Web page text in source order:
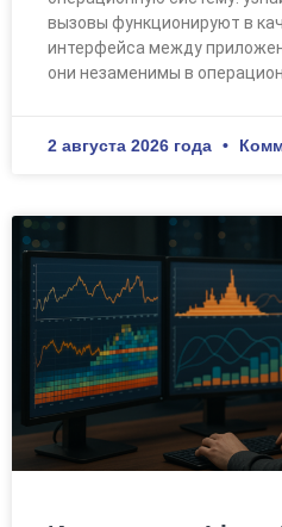
вызовы функционируют в
интерфейса между
они незаменимы в
2 августа 2026 года